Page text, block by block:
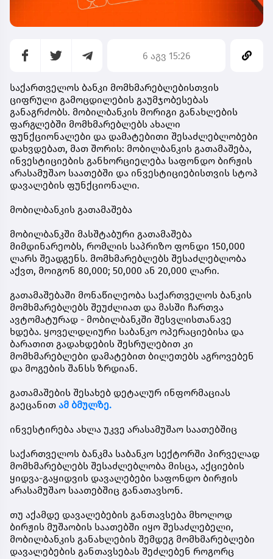
6 აგვ 15:26
საქართველოს ბანკი მომხმარებლებისთვის
ციფრული გამოცდილების გაუმჯობესებას
განაგრძობს. მობილბანკის მორიგი განახლების
ფარგლებში მომხმარებლებს ახალი
ფუნქციონალები და დამატებითი შესაძლებლობები
დახვდებათ, მათ შორის: მობილბანკის გათამაშება,
ინვესტიციების განხორციელება საფონდო ბირჟის
არასამუშაო საათებში და ინვესტიციებისთვის სტოპ
დავალების ფუნქციონალი.
მობილბანკის გათამაშება
მობილბანკში მასშტაბური გათამაშება
მიმდინარეობს, რომლის საპრიზო ფონდი 150,000
ლარს შეადგენს. მომხმარებლებს შესაძლებლობა
აქვთ, მოიგონ 80,000; 50,000 ან 20,000 ლარი.
გათამაშებაში მონაწილეობა საქართველოს ბანკის
მომხმარებლებს შეუძლიათ და მასში ჩართვა
ავტომატურად - მობილბანკში შესვლისთანავე
ხდება. ყოველდღიური საბანკო ოპერაციებისა და
ბარათით გადახდების შესრულებით კი
მომხმარებლები დამატებით ბილეთებს აგროვებენ
და მოგების შანსს ზრდიან.
გათამაშების შესახებ დეტალურ ინფორმაციას
გაეცანით ამ ბმულზე.
ინვესტირება ახლა უკვე არასამუშაო საათებშიც
საქართველოს ბანკმა საბანკო სექტორში პირველად
მომხმარებლებს შესაძლებლობა მისცა, აქციების
ყიდვა-გაყიდვის დავალებები საფონდო ბირჟის
არასამუშაო საათებშიც განათავსონ.
თუ აქამდე დავალებების განთავსება მხოლოდ
ბირჟის მუშაობის საათებში იყო შესაძლებელი,
მობილბანკის განახლების შემდეგ მომხმარებლები
დავალებების განთავსებას შეძლებენ როგორც